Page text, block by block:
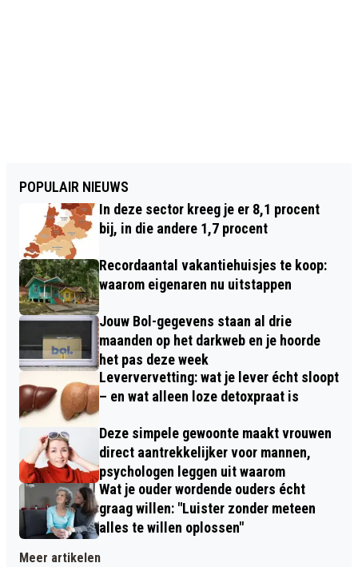
POPULAIR NIEUWS
In deze sector kreeg je er 8,1 procent
bij, in die andere 1,7 procent
Recordaantal vakantiehuisjes te koop:
waarom eigenaren nu uitstappen
Jouw Bol-gegevens staan al drie
maanden op het darkweb en je hoorde
het pas deze week
Leververvetting: wat je lever écht sloopt
– en wat alleen loze detoxpraat is
Deze simpele gewoonte maakt vrouwen
direct aantrekkelijker voor mannen,
psychologen leggen uit waarom
Wat je ouder wordende ouders écht
graag willen: "Luister zonder meteen
alles te willen oplossen"
Meer artikelen